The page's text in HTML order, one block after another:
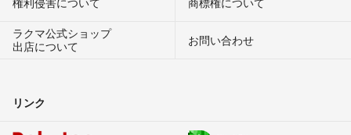
ラクマ公式ショップ
出店について
お問い合わせ
リンク